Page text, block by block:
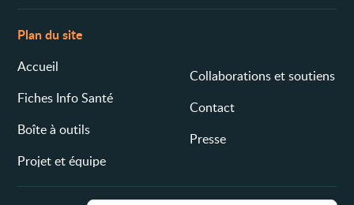
Plan du site
Accueil
Fiches Info Santé
Boîte à outils
Projet et équipe
Collaborations et soutiens
Contact
Presse